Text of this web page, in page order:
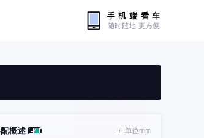
概述 -/- 单位mm